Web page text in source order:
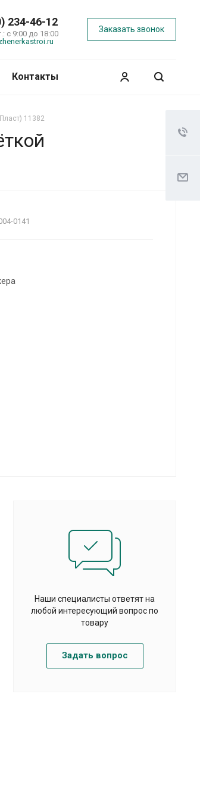
234-46-12
с 9:00 до 18:00
Заказать звонок
Контакты
11382
0141
Наши специалисты ответят на
любой интересующий вопрос по
товару
Задать вопрос